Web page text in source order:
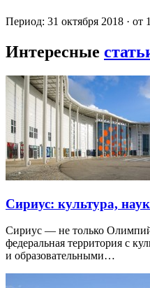
Период: 31 октября 2018 · от
Интересные
Сириус: культура,
Сириус — не только
федеральная территория с
и образовательными…